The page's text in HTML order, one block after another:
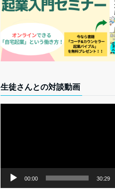
生徒さんとの対談動画
ヤ
00:00 30:29